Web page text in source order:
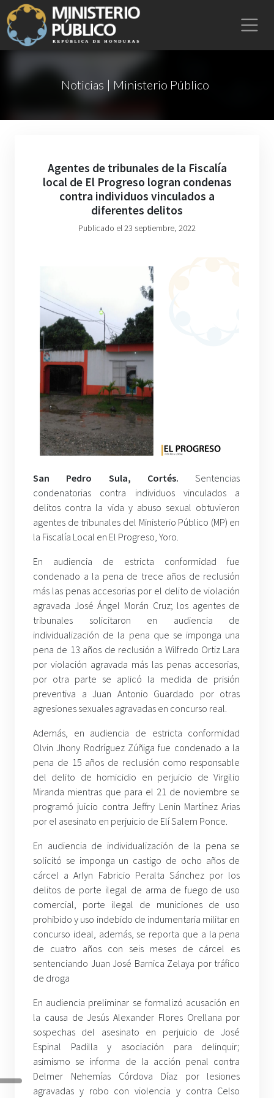
Noticias | Ministerio Público
Agentes de tribunales de la Fiscalía
local de El Progreso logran condenas
contra individuos vinculados a
diferentes delitos
Publicado el 23 septiembre, 2022
San Pedro Sula, Cortés. Sentencias
condenatorias contra individuos vinculados a
delitos contra la vida y abuso sexual obtuvieron
agentes de tribunales del Ministerio Público (MP) en
la Fiscalía Local en El Progreso, Yoro.
En audiencia de estricta conformidad fue
condenado a la pena de trece años de reclusión
más las penas accesorias por el delito de violación
agravada José Ángel Morán Cruz; los agentes de
tribunales solicitaron en audiencia de
individualización de la pena que se imponga una
pena de 13 años de reclusión a Wilfredo Ortiz Lara
por violación agravada más las penas accesorias,
por otra parte se aplicó la medida de prisión
preventiva a Juan Antonio Guardado por otras
agresiones sexuales agravadas en concurso real.
Además, en audiencia de estricta conformidad
Olvin Jhony Rodríguez Zúñiga fue condenado a la
pena de 15 años de reclusión como responsable
del delito de homicidio en perjuicio de Virgilio
Miranda mientras que para el 21 de noviembre se
programó juicio contra Jeffry Lenin Martínez Arias
por el asesinato en perjuicio de Elí Salem Ponce.
En audiencia de individualización de la pena se
solicitó se imponga un castigo de ocho años de
cárcel a Arlyn Fabricio Peralta Sánchez por los
delitos de porte ilegal de arma de fuego de uso
comercial, porte ilegal de municiones de uso
prohibido y uso indebido de indumentaria militar en
concurso ideal, además, se reporta que a la pena
de cuatro años con seis meses de cárcel es
sentenciando Juan José Barnica Zelaya por tráfico
de droga
En audiencia preliminar se formalizó acusación en
la causa de Jesús Alexander Flores Orellana por
sospechas del asesinato en perjuicio de José
Espinal Padilla y asociación para delinquir;
asimismo se informa de la acción penal contra
Delmer Nehemías Córdova Díaz por lesiones
agravadas y robo con violencia y contra Celso